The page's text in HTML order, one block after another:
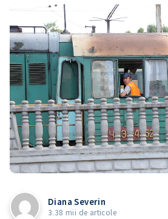
Diana Severin
3.38 mii de articole